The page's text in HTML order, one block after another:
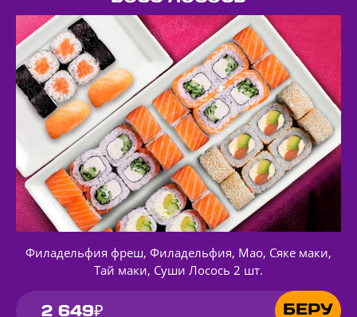
Филадельфия фреш, Филадельфия, Мао, Сяке маки,
Тай маки, Суши Лосось 2 шт.
2 649₽ БЕРУ